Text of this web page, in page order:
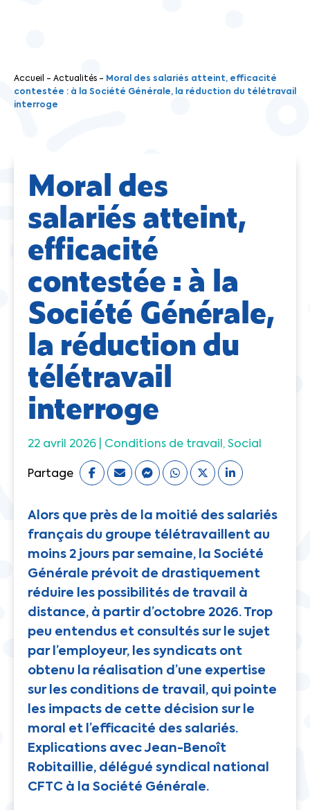
Accueil - Actualités - Moral des salariés atteint, efficacité
contestée : à la Société Générale, la réduction du télétravail
interroge
Moral des
salariés atteint,
efficacité
contestée : à la
Société Générale,
la réduction du
télétravail
interroge
22 avril 2026 | Conditions de travail Social
Partage
Alors que près de la moitié des salariés
français du groupe télétravaillent au
moins 2 jours par semaine, la Société
Générale prévoit de drastiquement
réduire les possibilités de travail à
distance, à partir d’octobre 2026. Trop
peu entendus et consultés sur le sujet
par l’employeur, les syndicats ont
obtenu la réalisation d’une expertise
sur les conditions de travail, qui pointe
les impacts de cette décision sur le
moral et l’efficacité des salariés.
Explications avec Jean-Benoît
Robitaillie, délégué syndical national
CFTC à la Société Générale.